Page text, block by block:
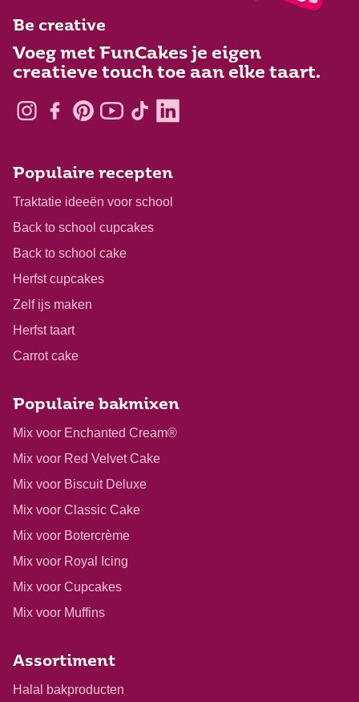
Be creative
Voeg met FunCakes je eigen
creatieve touch toe aan elke taart.
Populaire recepten
Traktatie ideeën voor school
Back to school cupcakes
Back to school cake
Herfst cupcakes
Zelf ijs maken
Herfst taart
Carrot cake
Populaire bakmixen
Mix voor Enchanted Cream®
Mix voor Red Velvet Cake
Mix voor Biscuit Deluxe
Mix voor Classic Cake
Mix voor Botercrème
Mix voor Royal Icing
Mix voor Cupcakes
Mix voor Muffins
Assortiment
Halal bakproducten